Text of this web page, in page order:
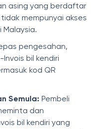
asing yang berdaftar
mempunyai akses
Malaysia.
pengesahan,
bil kendiri
kod QR
Semula: Pembeli
dan
bil kendiri yang